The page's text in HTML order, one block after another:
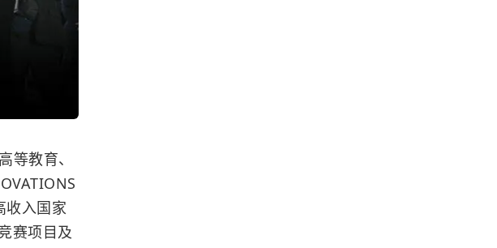
等教育、
收入国家
赛项目及